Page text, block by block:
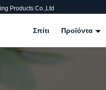
Products Co.,Ltd
Σπίτι Προϊόντα